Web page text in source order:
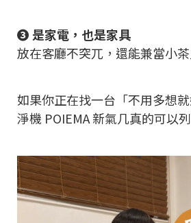
❸ 是家電，也是家具
放在客廳不突兀，還能兼當小
如果你正在找一台「不用多想
淨機 POIEMA 新氣几真的可以